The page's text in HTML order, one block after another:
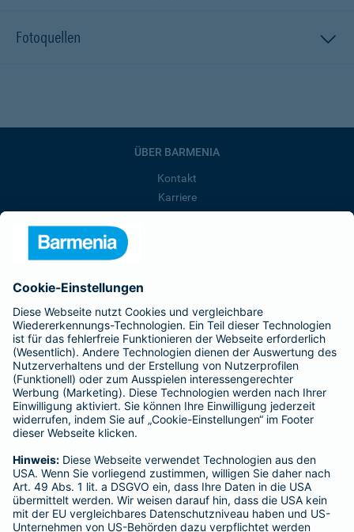
Fotoquellen
ÜBER BARMENIA
Kontakt
Karriere
Barmenia ist Teil der BarmeniaGothaer
BELIEBTE SEITEN
Kranken-Zusatzversicherung
Tierversicherungen
Haftpflichtversicherung
Hausratversicherung
Adresse ändern
Schaden melden
Kilometerstandsmeldung
Serviceübersicht